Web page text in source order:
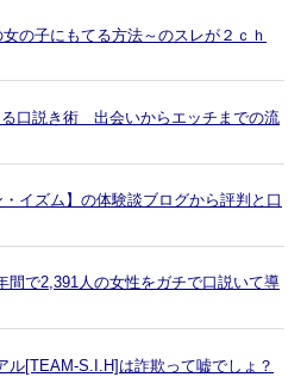
の子にもてる方法～のスレが２ｃｈ
口説き術 出会いからエッチまでの流
イズム】の体験談ブログから評判と口
間で2,391人の女性をガチで口説いて導
[TEAM-S.I.H]は詐欺って嘘でしょ？